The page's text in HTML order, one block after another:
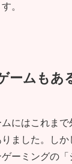
。
ームもあ
にはこれま
ました。し
ーミングの